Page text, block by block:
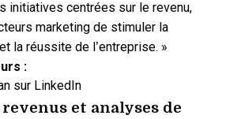
initiatives centrées sur le revenu,
marketing de stimuler la
la réussite de l’entreprise. »
:
sur LinkedIn
et analyses de